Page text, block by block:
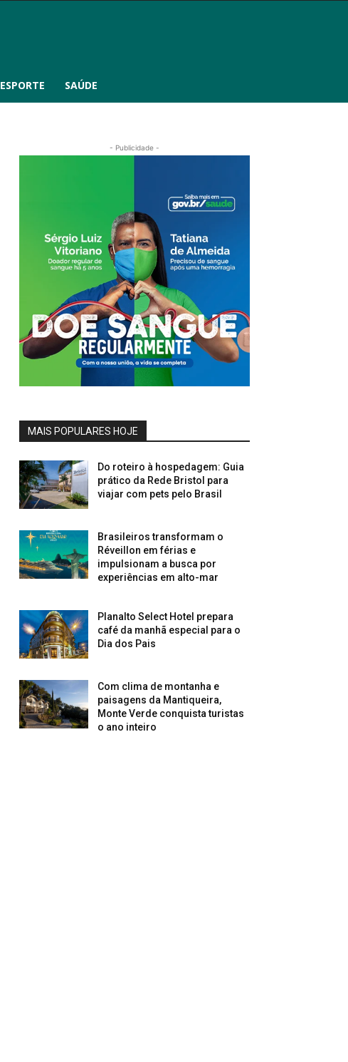
ESPORTE SAÚDE
- Publicidade -
MAIS POPULARES HOJE
Do roteiro à hospedagem: Guia
prático da Rede Bristol para
viajar com pets pelo Brasil
Brasileiros transformam o
Réveillon em férias e
impulsionam a busca por
experiências em alto-mar
Planalto Select Hotel prepara
café da manhã especial para o
Dia dos Pais
Com clima de montanha e
paisagens da Mantiqueira,
Monte Verde conquista turistas
o ano inteiro